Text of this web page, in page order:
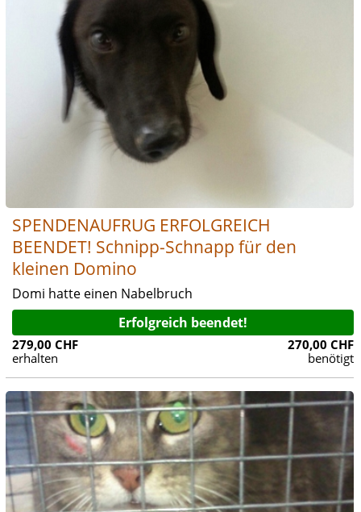
SPENDENAUFRUG ERFOLGREICH
BEENDET! Schnipp-Schnapp für den
kleinen Domino
Domi hatte einen Nabelbruch
Erfolgreich beendet!
279,00 CHF
erhalten
270,00 CHF
benötigt